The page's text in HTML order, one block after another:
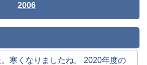
2006
寒くなりましたね。 2020年度の